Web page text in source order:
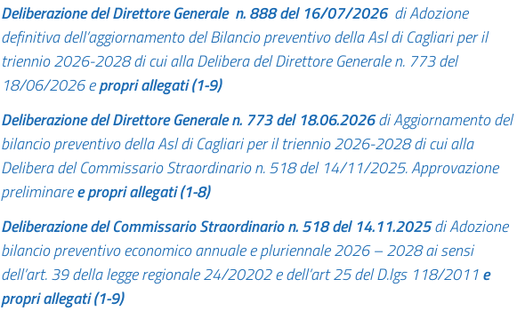
Deliberazione del Direttore Generale n. 888 del 16/07/2026di Adozione
definitiva dell’aggiornamento del Bilancio preventivo della Asl di Cagliari per il
triennio 2026-2028 di cui alla Delibera del Direttore Generale n. 773 del
18/06/2026 epropri allegati (1-9)
Deliberazione del Direttore Generale n. 773 del 18.06.2026diAggiornamentodel
bilancio preventivo della Asl di Cagliari per iltriennio2026-2028 di cui alla
Delibera del Commissario Straordinario n. 518 del 14/11/2025. Approvazione
preliminaree propri allegati (1-8)
Deliberazionedel Commissario Straordinario n. 518 del 14.11.2025di Adozione
bilancio preventivo economico annuale e pluriennale 2026 – 2028 ai sensi
dell’art. 39 della legge regionale 24/20202 e dell’art 25 del D.lgs 118/2011e
propri allegati (1-9)